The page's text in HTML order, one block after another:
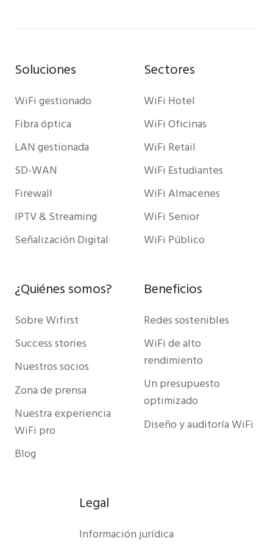
Soluciones
WiFi gestionado
Fibra óptica
LAN gestionada
SD-WAN
Firewall
IPTV & Streaming
Señalización Digital
Sectores
WiFi Hotel
WiFi Oficinas
WiFi Retail
WiFi Estudiantes
WiFi Almacenes
WiFi Senior
WiFi Público
¿Quiénes somos?
Sobre Wifirst
Success stories
Nuestros socios
Zona de prensa
Nuestra experiencia
WiFi pro
Blog
Beneficios
Redes sostenibles
WiFi de alto
rendimiento
Un presupuesto
optimizado
Diseño y auditoría WiFi
Legal
Información jurídica